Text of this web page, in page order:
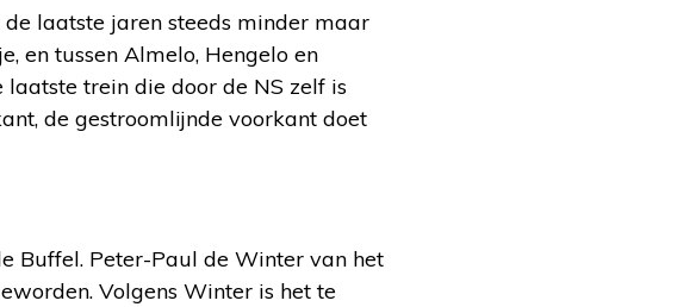
laatste jaren steeds minder maar
en tussen Almelo, Hengelo en
laatste trein die door de NS zelf is
de gestroomlijnde voorkant doet
Buffel. Peter-Paul de Winter van het
Volgens Winter is het te